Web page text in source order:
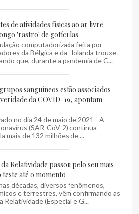
de atividades físicas ao ar livre
'rastro' de gotículas
computadorizada feita por
da Bélgica e da Holanda trouxe
que, durante a pandemia de C...
sanguíneos estão associados
da COVID-19, apontam
no dia 24 de maio de 2021 - A
(SAR-CoV-2) continua
mais de 132 milhões de ...
Relatividade passou pelo seu mais
até o momento
décadas, diversos fenômenos,
e terrestres, vêm confirmando as
Relatividade (Especial e G...